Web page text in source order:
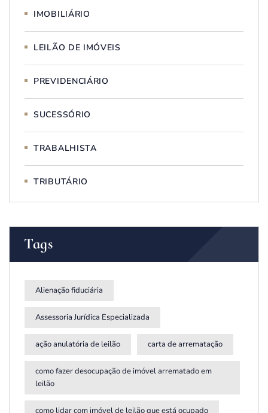
IMOBILIÁRIO
LEILÃO DE IMÓVEIS
PREVIDENCIÁRIO
SUCESSÓRIO
TRABALHISTA
TRIBUTÁRIO
Tags
Alienação fiduciária
Assessoria Jurídica Especializada
ação anulatória de leilão carta de arrematação
como fazer desocupação de imóvel arrematado em
leilão
como lidar com imóvel de leilão que está ocupado